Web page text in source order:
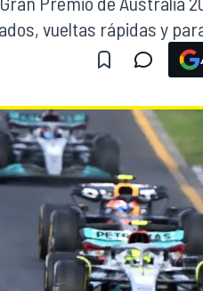
vueltas rápidas y